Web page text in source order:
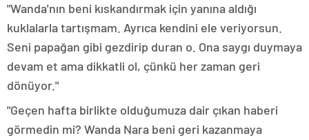
"Wanda'nın beni kıskandırmak için yanına aldığı
kuklalarla tartışmam. Ayrıca kendini ele veriyorsun.
Seni papağan gibi gezdirip duran o. Ona saygı duymaya
devam et ama dikkatli ol, çünkü her zaman geri
dönüyor."
"Geçen hafta birlikte olduğumuza dair çıkan haberi
görmedin mi? Wanda Nara beni geri kazanmaya